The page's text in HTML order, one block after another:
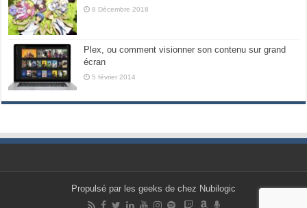
8 Décembre 2018
Plex, ou comment visionner son contenu sur grand
écran
5 février 2014
Propulsé par les geeks de chez Nubilogic